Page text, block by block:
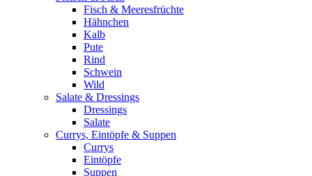
Fisch & Meeresfrüchte
Hähnchen
Kalb
Pute
Rind
Schwein
Wild
Salate & Dressings
Dressings
Salate
Currys, Eintöpfe & Suppen
Currys
Eintöpfe
Suppen